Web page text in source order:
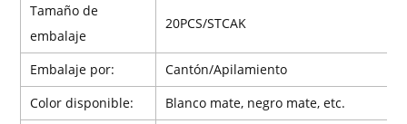
Tamaño de
embalaje
20PCS/STCAK
Embalaje por:
Cantón/Apilamiento
Color disponible:
Blanco mate, negro mate, etc.